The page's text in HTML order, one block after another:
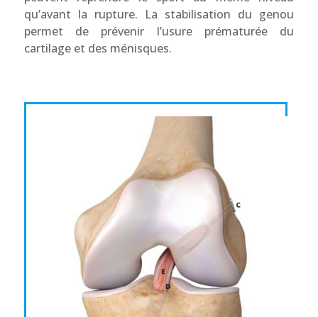
qu’avant la rupture. La stabilisation du genou
permet de prévenir l’usure prématurée du
cartilage et des ménisques.